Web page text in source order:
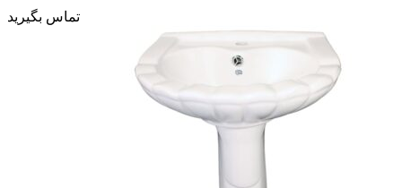
تماس بگیرید